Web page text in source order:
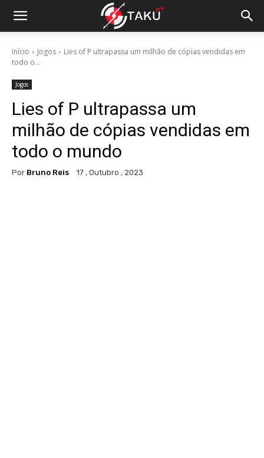
Início Jogos
Lies of P ultrapassa um milhão de cópias vendidas em
todo o...
Jogos
Lies of P ultrapassa um
milhão de cópias vendidas em
todo o mundo
Por Bruno Reis 17 , Outubro , 2023